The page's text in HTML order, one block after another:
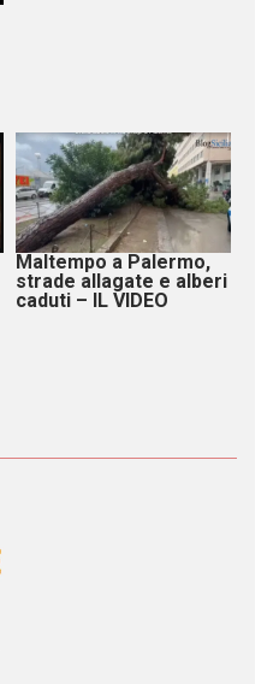
Maltempo a Palermo,
strade allagate e alberi
caduti – IL VIDEO